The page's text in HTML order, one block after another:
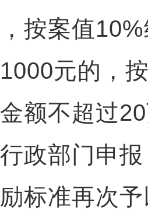
按案值
元的，
额不超过
政部门申
标准再次